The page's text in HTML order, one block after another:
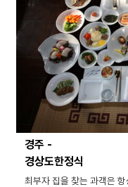
경주 -
경상도한정식
최부자 집을 찾는 과객은